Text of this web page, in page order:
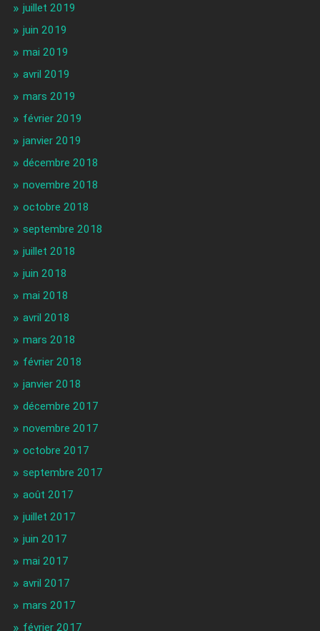
juillet 2019
juin 2019
mai 2019
avril 2019
mars 2019
février 2019
janvier 2019
décembre 2018
novembre 2018
octobre 2018
septembre 2018
juillet 2018
juin 2018
mai 2018
avril 2018
mars 2018
février 2018
janvier 2018
décembre 2017
novembre 2017
octobre 2017
septembre 2017
août 2017
juillet 2017
juin 2017
mai 2017
avril 2017
mars 2017
février 2017